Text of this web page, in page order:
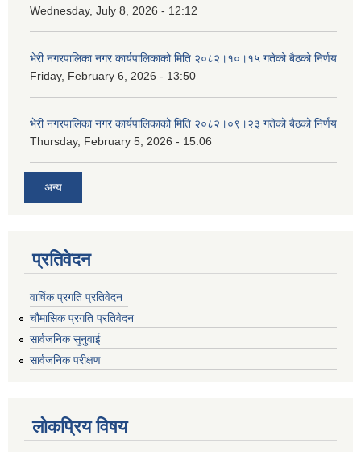
Wednesday, July 8, 2026 - 12:12
भेरी नगरपालिका नगर कार्यपालिकाको मिति २०८२।१०।१५ गतेको बैठको निर्णय
Friday, February 6, 2026 - 13:50
भेरी नगरपालिका नगर कार्यपालिकाको मिति २०८२।०९।२३ गतेको बैठको निर्णय
Thursday, February 5, 2026 - 15:06
अन्य
प्रतिवेदन
वार्षिक प्रगति प्रतिवेदन
चौमासिक प्रगति प्रतिवेदन
सार्वजनिक सुनुवाई
सार्वजनिक परीक्षण
लोकप्रिय विषय